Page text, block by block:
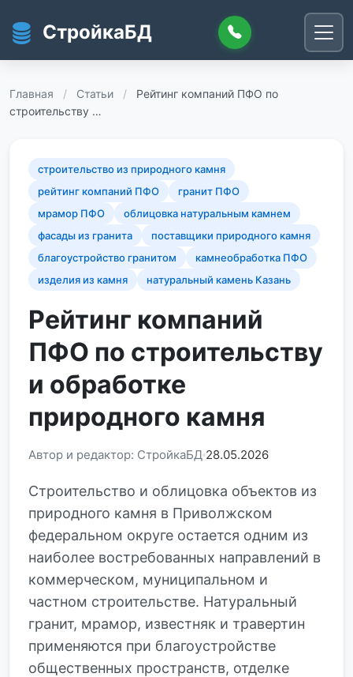
СтройкаБД
Главная / Статьи /
Рейтинг компаний ПФО по
строительству …
строительство из природного камня
рейтинг компаний ПФО
гранит ПФО
мрамор ПФО
облицовка натуральным камнем
фасады из гранита
поставщики природного камня
благоустройство гранитом
камнеобработка ПФО
изделия из камня
натуральный камень Казань
Рейтинг компаний
ПФО по строительству
и обработке
природного камня
Автор и редактор: СтройкаБД 28.05.2026
Строительство и облицовка объектов из
природного камня в Приволжском
федеральном округе остается одним из
наиболее востребованных направлений в
коммерческом, муниципальном и
частном строительстве. Натуральный
гранит, мрамор, известняк и травертин
применяются при благоустройстве
общественных пространств, отделке